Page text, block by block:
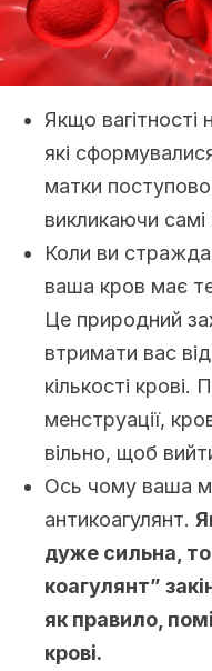
Якщо
які
матки
викликаючи
Коли ви
ваша кров має
Це природний
втримати вас
кількості крові.
менструації,
вільно, щоб
Ось чому ваша
антикоагулянт.
дуже сильна,
коагулянт”
як правило,
крові.